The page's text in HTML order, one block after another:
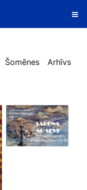
Šomēnes Arhīvs